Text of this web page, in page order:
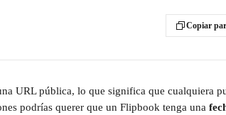
Copiar
URL pública, lo que significa que cualquiera
podrías querer que un Flipbook tenga una